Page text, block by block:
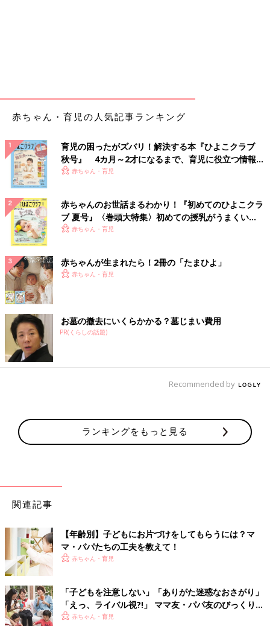
4歳代 社会や家庭のルールを教える
は静かにしようね」など約束を通して、社会や家庭の中でのルー
ルを教えて。
しつけでたたくのは絶対ダメ？
しつけでたたくのは何歳になっても基本的にはＮＧ。たたかれる
と「怖かった！」「痛かった！」という思いが先に立ち、なぜ怒
られたのか理解できません。万一、たたきそうになったときは、
次の方法に切り替えてみて！
１）手をつかんだりして、気づかせる
剣に伝えましょう。手をつかまれたりする感覚刺激によって、マ
マ・パパが怒っていることに気づきます。
２）何度、注意してもわからないときは、対応を見直す
「いい加減にしなさい！」と怒って、子どもに通じないケースで
す。しかるときは「熱いから触っちゃダメ！」など、短い言葉で
何をやったらいけないか、具体的な行動を示して注意するのがい
いうママ・パパもいるかも知れませんが、万一たたいたときは、
た？ ごめんね！」と謝りましょう。ママ・パパが素直に謝る姿
を見せることも、大切なしつけです。（取材・文／麻生珠恵・ひ
よこクラブ編集部）
監修／竹内エリカ先生
｢トイレ、イヤ～｣には秘策がある！ お
むつはずれ4つのポイント
赤ちゃん・育児の人気記事ランキング
育児の困ったがズバリ！解決する本『ひよこクラブ
秋号』 4カ月～2才になるまで、育児に役立つ情報が
いっぱい！
赤ちゃん・育児
赤ちゃんのお世話まるわかり！『初めてのひよこクラ
ブ 夏号』〈巻頭大特集〉初めての授乳がうまくい
く！ おっぱい・ミルクの基本と夏のトラブル 解決テ
赤ちゃん・育児
赤ちゃんが生まれたら！2冊の「たまひよ」
赤ちゃん・育児
お墓の撤去にいくらかかる？墓じまい費用
PR(くらしの話題)
Recommended by
ランキングをもっと見る
関連記事
【年齢別】子どもにお片づけをしてもらうには？マ
マ・パパたちの工夫を教えて！
赤ちゃん・育児
「子どもを注意しない」「ありがた迷惑なおさがり」
「えっ、ライバル視?!」 ママ友・パパ友のびっくりエ
ピソード
赤ちゃん・育児